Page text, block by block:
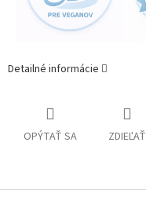
Detailné informácie
OPÝTAŤ SA ZDIEĽAŤ